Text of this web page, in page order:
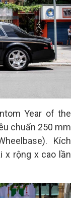
Year of the
chuẩn 250 mm
Kích
x rộng x cao lần